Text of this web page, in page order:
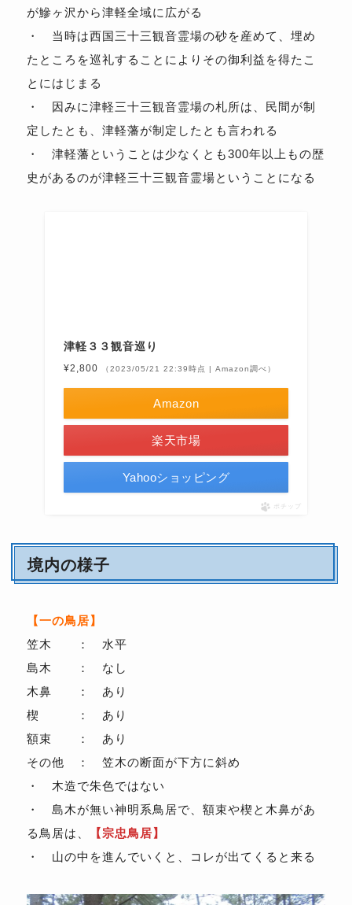
が鰺ヶ沢から津軽全域に広がる
・ 当時は西国三十三観音霊場の砂を産めて、埋め
たところを巡礼することによりその御利益を得たこ
とにはじまる
・ 因みに津軽三十三観音霊場の札所は、民間が制
定したとも、津軽藩が制定したとも言われる
・ 津軽藩ということは少なくとも300年以上もの歴
史があるのが津軽三十三観音霊場ということになる
津軽３３観音巡り
¥2,800 （2023/05/21 22:39時点 | Amazon調べ）
Amazon
楽天市場
Yahooショッピング
ポチップ
境内の様子
【一の鳥居】
笠木 ： 水平
島木 ： なし
木鼻 ： あり
楔 ： あり
額束 ： あり
その他 ： 笠木の断面が下方に斜め
・ 木造で朱色ではない
・ 島木が無い神明系鳥居で、額束や楔と木鼻があ
る鳥居は、
【宗忠鳥居】
・ 山の中を進んでいくと、コレが出てくると来る